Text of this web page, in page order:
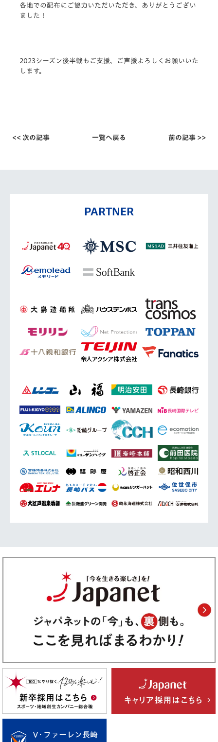
各地での配布にご協力いただいただき、ありがとうござい
ました！
2023シーズン後半戦もご支援、ご声援よろしくお願いいた
します。
<< 次の記事 一覧へ戻る 前の記事 >>
PARTNER